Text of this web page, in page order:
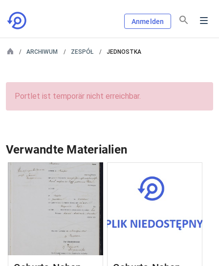
Anmelden
ARCHIWUM ZESPÓŁ JEDNOSTKA
Portlet ist temporär nicht erreichbar.
Verwandte Materialien